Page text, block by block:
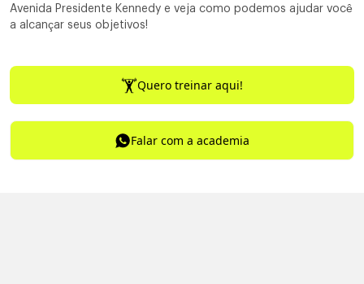
Avenida Presidente Kennedy e veja como podemos ajudar você
a alcançar seus objetivos!
Quero treinar aqui!
Falar com a academia